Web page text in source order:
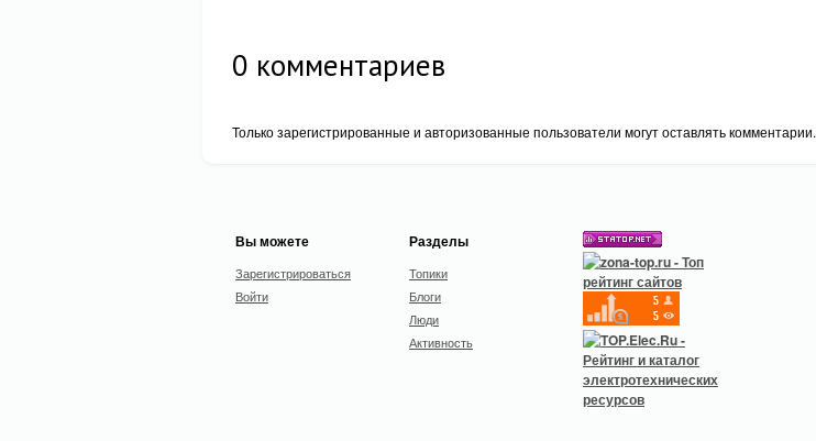
0 комментариев
Только зарегистрированные и авторизованные пользователи могут оставлять комментарии.
Вы можете
Зарегистрироваться
Войти
Разделы
Топики
Блоги
Люди
Активность